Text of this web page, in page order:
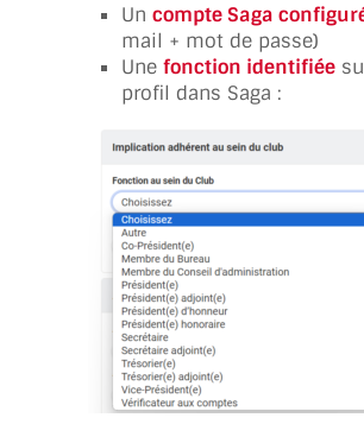
Uncompte Saga
mail + mot de passe)
Unefonction identifiée
profil dans Saga :